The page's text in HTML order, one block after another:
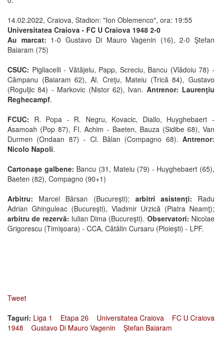
14.02.2022, Craiova, Stadion: "Ion Oblemenco", ora: 19:55
Universitatea Craiova - FC U Craiova 1948 2-0
Au marcat: 1-0 Gustavo Di Mauro Vagenin (16), 2-0 Ştefan
Baiaram (75)
CSUC: Pigliacelli - Vătăjelu, Papp, Screciu, Bancu (Vlădoiu 78) -
Câmpanu (Baiaram 62), Al. Creţu, Mateiu (Trică 84), Gustavo
(Roguljic 84) - Markovic (Nistor 62), Ivan. Antrenor: Laurenţiu
Reghecampf.
FCUC: R. Popa - R. Negru, Kovacic, Diallo, Huyghebaert -
Asamoah (Pop 87), Fl. Achim - Baeten, Bauza (Sidibe 68), Van
Durmen (Ondaan 87) - Cl. Bălan (Compagno 68). Antrenor:
Nicolo Napoli.
Cartonaşe galbene: Bancu (31, Mateiu (79) - Huyghebaert (65),
Baeten (82), Compagno (90+1)
Arbitru: Marcel Bârsan (Bucureşti); arbitri asistenţi: Radu
Adrian Ghinguleac (Bucureşti), Vladimir Urzică (Piatra Neamţ);
arbitru de rezervă: Iulian Dima (Bucureşti). Observatori: Nicolae
Grigorescu (Timişoara) - CCA, Cătălin Cursaru (Ploieşti) - LPF.
Tweet
Taguri: Liga 1 Etapa 26 Universitatea Craiova
FC U Craiova
1948
Gustavo Di Mauro Vagenin
Ştefan Baiaram